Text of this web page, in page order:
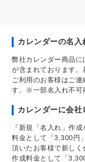
カレンダーの名入
弊社カレンダー商品
が含まれております
ご利用のお客様はご
す。※一部名入れ不可
カレンダーに会
『新規「名入れ」作
料金として「3,300円
頂いたお客様で新し
作成料金として「